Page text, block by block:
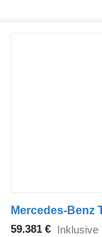
Mercedes-Benz
59.381 € Inklusive